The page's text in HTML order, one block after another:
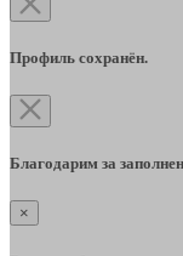
Профиль сохранён.
Благодарим за
×